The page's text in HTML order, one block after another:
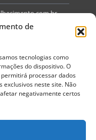
de
tecnologias como
do dispositivo. O
processar dados
exclusivos neste site. Não
negativamente certos